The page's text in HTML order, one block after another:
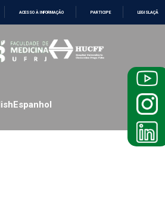
O
CONTEÚDO
ACESSO À INFORMAÇÃO PARTICIPE LEGISLAÇÃO
Espanhol